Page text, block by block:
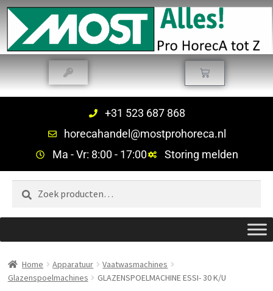
+31 523 687 868
horecahandel@mostprohoreca.nl
Ma - Vr: 8:00 - 17:00
Storing melden
Zoeken
Home Apparatuur
Vaatwasmachines
Glazenspoelmachines
GLAZENSPOELMACHINE ESSI- 30 K/U